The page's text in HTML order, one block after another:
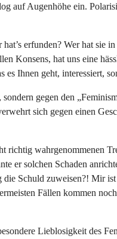
auf Augenhöhe ein.
erfunden? Wer hat sie
Konsens, hat uns eine
Ihnen geht, interessiert,
gegen den
sich gegen einen
wahrgenommenen
er solchen Schaden
Schuld zuweisen?! Mir
Fällen kommen
Lieblosigkeit des